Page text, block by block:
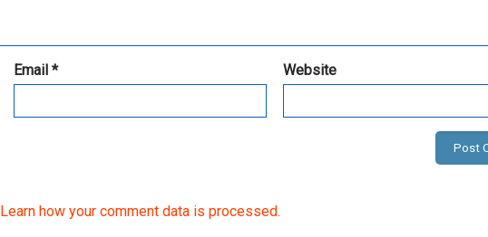
Email* Website
Learn how your comment data is processed.